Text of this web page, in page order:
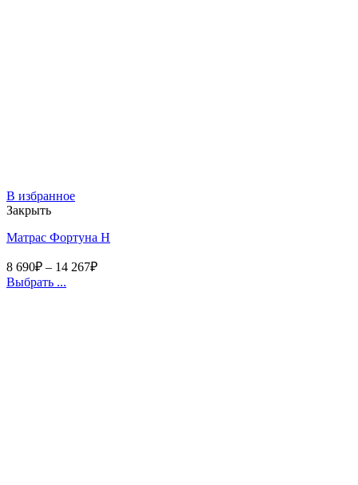
В избранное
Закрыть
Матрас Фортуна Н
8 690₽ – 14 267₽
Выбрать ...